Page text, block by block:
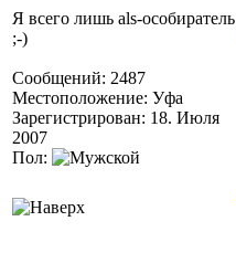
Я всего лишь als-особиратель
;-)
Сообщений: 2487
Местоположение: Уфа
Зарегистрирован: 18. Июля
2007
Пол: